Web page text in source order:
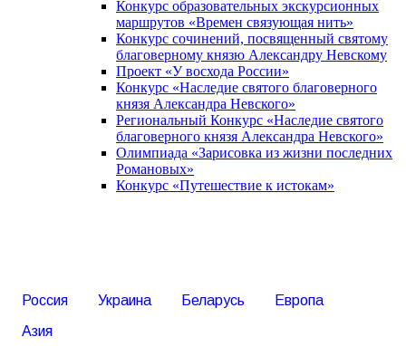
Конкурс образовательных экскурсионных
маршрутов «Времен связующая нить»
Конкурс сочинений, посвященный святому
благоверному князю Александру Невскому
Проект «У восхода России»
Конкурс «Наследие святого благоверного
князя Александра Невского»
Региональный Конкурс «Наследие святого
благоверного князя Александра Невского»
Олимпиада «Зарисовка из жизни последних
Романовых»
Конкурс «Путешествие к истокам»
Россия Украина Беларусь
Европа
Азия